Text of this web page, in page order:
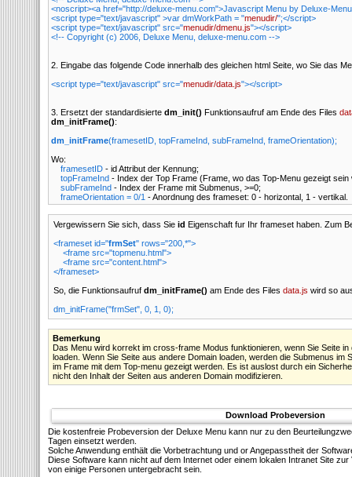
<noscript><a href="http://deluxe-menu.com">Javascript Menu by Deluxe-
<script type="text/javascript" >var dmWorkPath = "menudir/";</script>
<script type="text/javascript" src="menudir/dmenu.js"></script>
<!-- Copyright (c) 2006, Deluxe Menu, deluxe-menu.com -->
2. Eingabe das folgende Code innerhalb des gleichen html Seite, wo Sie das
<script type="text/javascript" src="menudir/data.js"></script>
3. Ersetzt der standardisierte dm_init() Funktionsaufruf am Ende des Files
dm_initFrame():
dm_initFrame(framesetID, topFrameInd, subFrameInd, frameOrientation);
Wo:
framesetID - id Attribut der Kennung;
topFrameInd - Index der Top Frame (Frame, wo das Top-Menu gezeigt sein
subFrameInd - Index der Frame mit Submenus, >=0;
frameOrientation = 0/1 - Anordnung des frameset: 0 - horizontal, 1 - vertikal.
Vergewissern Sie sich, dass Sie id Eigenschaft fur Ihr frameset haben. Zum
<frameset id="frmSet" rows="200,*">
<frame src="topmenu.html">
<frame src="content.html">
</frameset>
So, die Funktionsaufruf dm_initFrame() am Ende des Files data.js wird so
dm_initFrame("frmSet", 0, 1, 0);
Bemerkung
Das Menu wird korrekt im cross-frame Modus funktionieren, wenn Sie Seite
loaden. Wenn Sie Seite aus andere Domain loaden, werden die Submenus im
im Frame mit dem Top-menu gezeigt werden. Es ist auslost durch ein
nicht den Inhalt der Seiten aus anderen Domain modifizieren.
Download Probeversion
Die kostenfreie Probeversion der Deluxe Menu kann nur zu den
Tagen einsetzt werden.
Solсhe Anwendung enthält die Vorbetrachtung und or Angepasstheit der
Diese Software kann nicht auf dem Internet oder einem lokalen Intranet Site
von einige Personen untergebracht sein.